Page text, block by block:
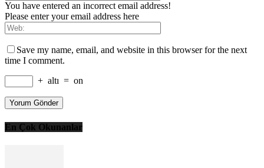
You have entered an incorrect email address!
Please enter your email address here
Save my name, email, and website in this browser for the next
time I comment.
+ altı = on
En Çok Okunanlar